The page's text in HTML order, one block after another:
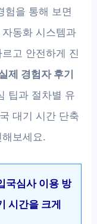
험을 통해 보면
동화 시스템과
고 안전하게 진
제 경험자 후기
팁과 절차별 유
대기 시간 단축
보세요.
국심사 이용 방
시간을 크게